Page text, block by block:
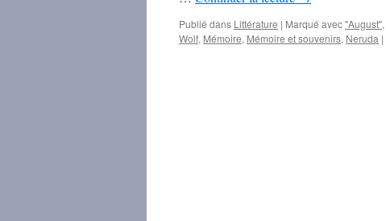
Publié dans Littérature | Marqué avec"August",
Wolf, Mémoire, Mémoire et souvenirs, Neruda |